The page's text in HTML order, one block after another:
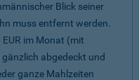
Blick seiner
muss entfernt werden.
im Monat (mit
abgedeckt und
ganze Mahlzeiten